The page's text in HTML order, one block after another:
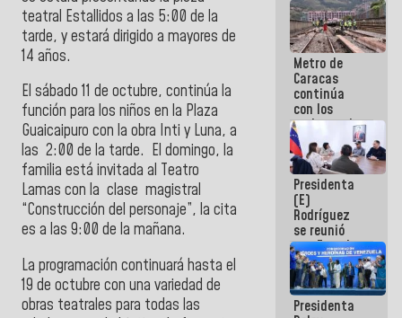
teatral Estallidos a las 5:00 de la
tarde, y estará dirigido a mayores de
14 años.
El sábado 11 de octubre, continúa la
función para los niños en la Plaza
Guaicaipuro con la obra Inti y Luna, a
las 2:00 de la tarde. El domingo, la
familia está invitada al Teatro
Lamas con la clase magistral
“Construcción del personaje”, la cita
es a las 9:00 de la mañana.
La programación continuará hasta el
19 de octubre con una variedad de
obras teatrales para todas las
Pueblo
Metro de
Caracas
continúa
con los
trabajos de
mantenimiento
e inspección
en la Línea 2
Presidenta
(E)
Rodríguez
se reunió
con Estado
Mayor
Eléctrico
para
abordar
Presidenta